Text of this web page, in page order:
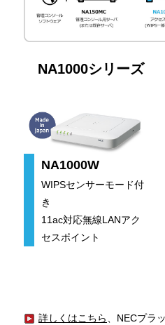
NA1000シリーズ
NA1000W
WIPSセンサーモード付
き
11ac対応無線LANアク
セスポイント
詳しくはこちら
、NECプラ